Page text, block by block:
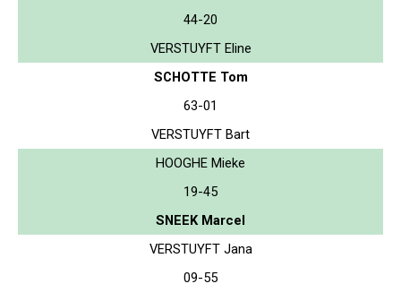
44-20
VERSTUYFT Eline
SCHOTTE Tom
63-01
VERSTUYFT Bart
HOOGHE Mieke
19-45
SNEEK Marcel
VERSTUYFT Jana
09-55